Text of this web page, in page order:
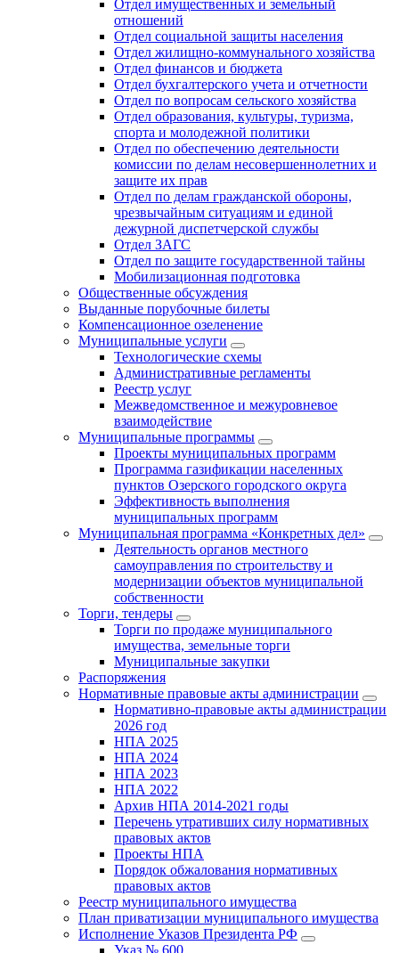
Отдел имущественных и земельный
отношений
Отдел социальной защиты населения
Отдел жилищно-коммунального хозяйства
Отдел финансов и бюджета
Отдел бухгалтерского учета и отчетности
Отдел по вопросам сельского хозяйства
Отдел образования, культуры, туризма,
спорта и молодежной политики
Отдел по обеспечению деятельности
комиссии по делам несовершеннолетних и
защите их прав
Отдел по делам гражданской обороны,
чрезвычайным ситуациям и единой
дежурной диспетчерской службы
Отдел ЗАГС
Отдел по защите государственной тайны
Мобилизационная подготовка
Общественные обсуждения
Выданные порубочные билеты
Компенсационное озеленение
Муниципальные услуги
Технологические схемы
Административные регламенты
Реестр услуг
Межведомственное и межуровневое
взаимодействие
Муниципальные программы
Проекты муниципальных программ
Программа газификации населенных
пунктов Озерского городского округа
Эффективность выполнения
муниципальных программ
Муниципальная программа «Конкретных дел»
Деятельность органов местного
самоуправления по строительству и
модернизации объектов муниципальной
собственности
Торги, тендеры
Торги по продаже муниципального
имущества, земельные торги
Муниципальные закупки
Распоряжения
Нормативные правовые акты администрации
Нормативно-правовые акты администрации
2026 год
НПА 2025
НПА 2024
НПА 2023
НПА 2022
Архив НПА 2014-2021 годы
Перечень утративших силу нормативных
правовых актов
Проекты НПА
Порядок обжалования нормативных
правовых актов
Реестр муниципального имущества
План приватизации муниципального имущества
Исполнение Указов Президента РФ